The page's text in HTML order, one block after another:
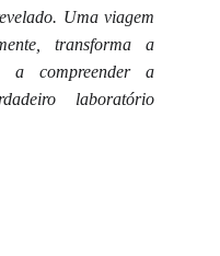
Uma viagem
transforma a
a compreender a
laboratório